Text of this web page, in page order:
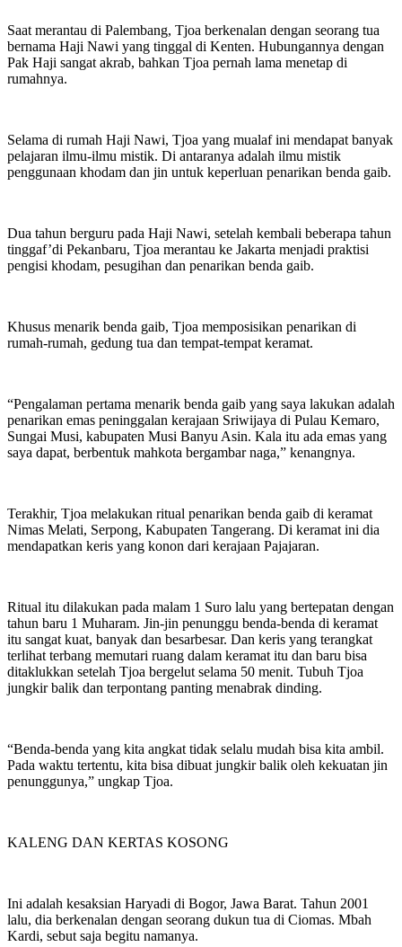
Saat merantau di Palembang, Tjoa berkenalan dengan seorang tua
bernama Haji Nawi yang tinggal di Kenten. Hubungannya dengan
Pak Haji sangat akrab, bahkan Tjoa pernah lama menetap di
rumahnya.
Selama di rumah Haji Nawi, Tjoa yang mualaf ini mendapat banyak
pelajaran ilmu-ilmu mistik. Di antaranya adalah ilmu mistik
penggunaan khodam dan jin untuk keperluan penarikan benda gaib.
Dua tahun berguru pada Haji Nawi, setelah kembali beberapa tahun
tinggaf’di Pekanbaru, Tjoa merantau ke Jakarta menjadi praktisi
pengisi khodam, pesugihan dan penarikan benda gaib.
Khusus menarik benda gaib, Tjoa memposisikan penarikan di
rumah-rumah, gedung tua dan tempat-tempat keramat.
“Pengalaman pertama menarik benda gaib yang saya lakukan adalah
penarikan emas peninggalan kerajaan Sriwijaya di Pulau Kemaro,
Sungai Musi, kabupaten Musi Banyu Asin. Kala itu ada emas yang
saya dapat, berbentuk mahkota bergambar naga,” kenangnya.
Terakhir, Tjoa melakukan ritual penarikan benda gaib di keramat
Nimas Melati, Serpong, Kabupaten Tangerang. Di keramat ini dia
mendapatkan keris yang konon dari kerajaan Pajajaran.
Ritual itu dilakukan pada malam 1 Suro lalu yang bertepatan dengan
tahun baru 1 Muharam. Jin-jin penunggu benda-benda di keramat
itu sangat kuat, banyak dan besarbesar. Dan keris yang terangkat
terlihat terbang memutari ruang dalam keramat itu dan baru bisa
ditaklukkan setelah Tjoa bergelut selama 50 menit. Tubuh Tjoa
jungkir balik dan terpontang panting menabrak dinding.
“Benda-benda yang kita angkat tidak selalu mudah bisa kita ambil.
Pada waktu tertentu, kita bisa dibuat jungkir balik oleh kekuatan jin
penunggunya,” ungkap Tjoa.
KALENG DAN KERTAS KOSONG
Ini adalah kesaksian Haryadi di Bogor, Jawa Barat. Tahun 2001
lalu, dia berkenalan dengan seorang dukun tua di Ciomas. Mbah
Kardi, sebut saja begitu namanya.